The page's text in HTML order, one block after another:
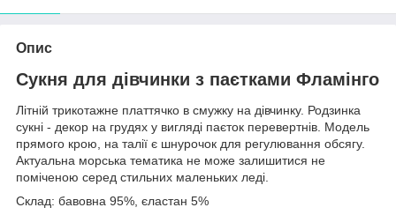
Опис
Сукня для дівчинки з паєтками Фламінго
Літній трикотажне платтячко в смужку на дівчинку. Родзинка
сукні - декор на грудях у вигляді паєток перевертнів. Модель
прямого крою, на талії є шнурочок для регулювання обсягу.
Актуальна морська тематика не може залишитися не
поміченою серед стильних маленьких леді.
Склад: бавовна 95%, єластан 5%